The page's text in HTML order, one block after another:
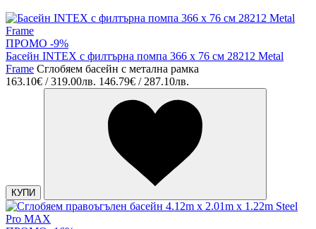
ПРОМО -9%
Басейн INTEX с филтърна помпа 366 х 76 см 28212 Metal
Frame Сглобяем басейн с метална рамка
163.10€ / 319.00лв. 146.79€ / 287.10лв.
КУПИ